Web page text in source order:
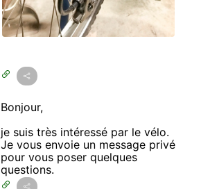
Bonjour,
je suis très intéressé par le vélo.
Je vous envoie un message privé
pour vous poser quelques
questions.